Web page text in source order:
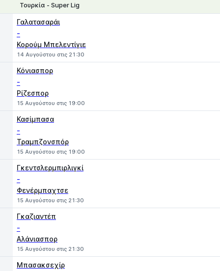
Τουρκία - Super Lig
Γαλατασαράι
-
Κορούμ Μπελεντίγιε
14 Αυγούστου στις 21:30
Κόνιασπορ
-
Ρίζεσπορ
15 Αυγούστου στις 19:00
Κασίμπασα
-
Τραμπζονσπόρ
15 Αυγούστου στις 19:00
Γκεντσλερμπιρλιγκί
-
Φενέρμπαχτσε
15 Αυγούστου στις 21:30
Γκαζιαντέπ
-
Αλάνιασπορ
15 Αυγούστου στις 21:30
Μπασακσεχίρ